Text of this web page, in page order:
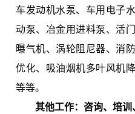
车发动机水泵、车用电子
动泵、冶金用进料泵、活
曝气机、涡轮阻尼器、消
优化、吸油烟机多叶风机
等等。
其他工作：咨询、培